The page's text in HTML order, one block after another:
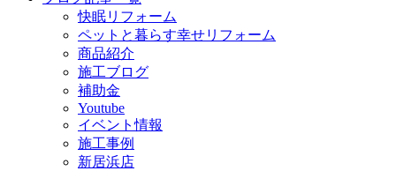
快眠リフォーム
ペットと暮らす幸せリフォーム
商品紹介
施工ブログ
補助金
Youtube
イベント情報
施工事例
新居浜店